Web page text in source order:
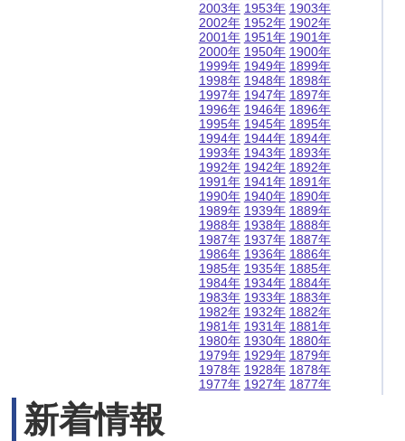
2003年
2002年
2001年
2000年
1999年
1998年
1997年
1996年
1995年
1994年
1993年
1992年
1991年
1990年
1989年
1988年
1987年
1986年
1985年
1984年
1983年
1982年
1981年
1980年
1979年
1978年
1977年
1953年
1952年
1951年
1950年
1949年
1948年
1947年
1946年
1945年
1944年
1943年
1942年
1941年
1940年
1939年
1938年
1937年
1936年
1935年
1934年
1933年
1932年
1931年
1930年
1929年
1928年
1927年
1903年
1902年
1901年
1900年
1899年
1898年
1897年
1896年
1895年
1894年
1893年
1892年
1891年
1890年
1889年
1888年
1887年
1886年
1885年
1884年
1883年
1882年
1881年
1880年
1879年
1878年
1877年
新着情報